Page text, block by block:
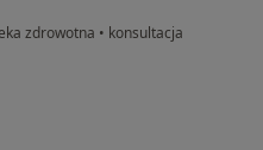
zdrowotna • konsultacja